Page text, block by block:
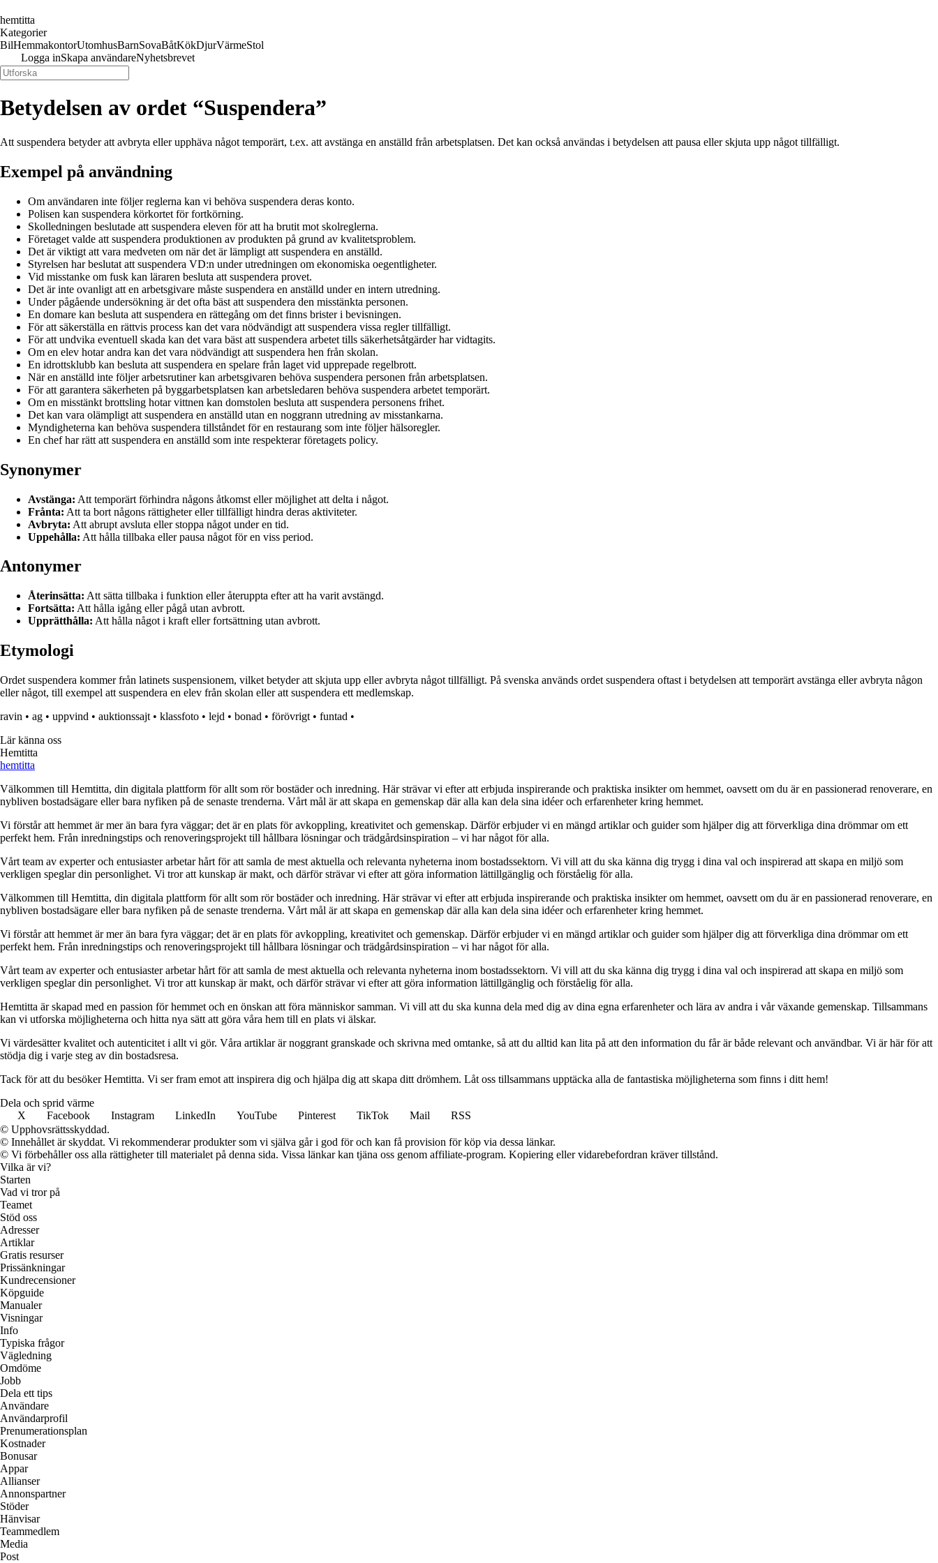
hemtitta
Kategorier
BilHemmakontorUtomhusBarnSovaBåtKökDjurVärmeStol
Logga inSkapa användareNyhetsbrevet
Betydelsen av ordet “Suspendera”
Att suspendera betyder att avbryta eller upphäva något temporärt, t.ex. att avstänga en anställd från arbetsplatsen. Det kan också användas i betydelsen att pausa eller skjuta upp något tillfälligt.
Exempel på användning
Om användaren inte följer reglerna kan vi behöva suspendera deras konto.
Polisen kan suspendera körkortet för fortkörning.
Skolledningen beslutade att suspendera eleven för att ha brutit mot skolreglerna.
Företaget valde att suspendera produktionen av produkten på grund av kvalitetsproblem.
Det är viktigt att vara medveten om när det är lämpligt att suspendera en anställd.
Styrelsen har beslutat att suspendera VD:n under utredningen om ekonomiska oegentligheter.
Vid misstanke om fusk kan läraren besluta att suspendera provet.
Det är inte ovanligt att en arbetsgivare måste suspendera en anställd under en intern utredning.
Under pågående undersökning är det ofta bäst att suspendera den misstänkta personen.
En domare kan besluta att suspendera en rättegång om det finns brister i bevisningen.
För att säkerställa en rättvis process kan det vara nödvändigt att suspendera vissa regler tillfälligt.
För att undvika eventuell skada kan det vara bäst att suspendera arbetet tills säkerhetsåtgärder har vidtagits.
Om en elev hotar andra kan det vara nödvändigt att suspendera hen från skolan.
En idrottsklubb kan besluta att suspendera en spelare från laget vid upprepade regelbrott.
När en anställd inte följer arbetsrutiner kan arbetsgivaren behöva suspendera personen från arbetsplatsen.
För att garantera säkerheten på byggarbetsplatsen kan arbetsledaren behöva suspendera arbetet temporärt.
Om en misstänkt brottsling hotar vittnen kan domstolen besluta att suspendera personens frihet.
Det kan vara olämpligt att suspendera en anställd utan en noggrann utredning av misstankarna.
Myndigheterna kan behöva suspendera tillståndet för en restaurang som inte följer hälsoregler.
En chef har rätt att suspendera en anställd som inte respekterar företagets policy.
Synonymer
Avstänga: Att temporärt förhindra någons åtkomst eller möjlighet att delta i något.
Frånta: Att ta bort någons rättigheter eller tillfälligt hindra deras aktiviteter.
Avbryta: Att abrupt avsluta eller stoppa något under en tid.
Uppehålla: Att hålla tillbaka eller pausa något för en viss period.
Antonymer
Återinsätta: Att sätta tillbaka i funktion eller återuppta efter att ha varit avstängd.
Fortsätta: Att hålla igång eller pågå utan avbrott.
Upprätthålla: Att hålla något i kraft eller fortsättning utan avbrott.
Etymologi
Ordet suspendera kommer från latinets suspensionem, vilket betyder att skjuta upp eller avbryta något tillfälligt. På svenska används ordet suspendera oftast i betydelsen att temporärt avstänga eller avbryta någon
eller något, till exempel att suspendera en elev från skolan eller att suspendera ett medlemskap.
ravin • ag • uppvind • auktionssajt • klassfoto • lejd • bonad • förövrigt • funtad •
Lär känna oss
Hemtitta
hemtitta
Välkommen till Hemtitta, din digitala plattform för allt som rör bostäder och inredning. Här strävar vi efter att erbjuda inspirerande och praktiska insikter om hemmet, oavsett om du är en passionerad renoverare, en
nybliven bostadsägare eller bara nyfiken på de senaste trenderna. Vårt mål är att skapa en gemenskap där alla kan dela sina idéer och erfarenheter kring hemmet.
Vi förstår att hemmet är mer än bara fyra väggar; det är en plats för avkoppling, kreativitet och gemenskap. Därför erbjuder vi en mängd artiklar och guider som hjälper dig att förverkliga dina drömmar om ett
perfekt hem. Från inredningstips och renoveringsprojekt till hållbara lösningar och trädgårdsinspiration – vi har något för alla.
Vårt team av experter och entusiaster arbetar hårt för att samla de mest aktuella och relevanta nyheterna inom bostadssektorn. Vi vill att du ska känna dig trygg i dina val och inspirerad att skapa en miljö som
verkligen speglar din personlighet. Vi tror att kunskap är makt, och därför strävar vi efter att göra information lättillgänglig och förståelig för alla.
Välkommen till Hemtitta, din digitala plattform för allt som rör bostäder och inredning. Här strävar vi efter att erbjuda inspirerande och praktiska insikter om hemmet, oavsett om du är en passionerad renoverare, en
nybliven bostadsägare eller bara nyfiken på de senaste trenderna. Vårt mål är att skapa en gemenskap där alla kan dela sina idéer och erfarenheter kring hemmet.
Vi förstår att hemmet är mer än bara fyra väggar; det är en plats för avkoppling, kreativitet och gemenskap. Därför erbjuder vi en mängd artiklar och guider som hjälper dig att förverkliga dina drömmar om ett
perfekt hem. Från inredningstips och renoveringsprojekt till hållbara lösningar och trädgårdsinspiration – vi har något för alla.
Vårt team av experter och entusiaster arbetar hårt för att samla de mest aktuella och relevanta nyheterna inom bostadssektorn. Vi vill att du ska känna dig trygg i dina val och inspirerad att skapa en miljö som
verkligen speglar din personlighet. Vi tror att kunskap är makt, och därför strävar vi efter att göra information lättillgänglig och förståelig för alla.
Hemtitta är skapad med en passion för hemmet och en önskan att föra människor samman. Vi vill att du ska kunna dela med dig av dina egna erfarenheter och lära av andra i vår växande gemenskap. Tillsammans
kan vi utforska möjligheterna och hitta nya sätt att göra våra hem till en plats vi älskar.
Vi värdesätter kvalitet och autenticitet i allt vi gör. Våra artiklar är noggrant granskade och skrivna med omtanke, så att du alltid kan lita på att den information du får är både relevant och användbar. Vi är här för att
stödja dig i varje steg av din bostadsresa.
Tack för att du besöker Hemtitta. Vi ser fram emot att inspirera dig och hjälpa dig att skapa ditt drömhem. Låt oss tillsammans upptäcka alla de fantastiska möjligheterna som finns i ditt hem!
Dela och sprid värme
X
Facebook Instagram LinkedIn YouTube Pinterest TikTok Mail
RSS
© Upphovsrättsskyddad.
© Innehållet är skyddat. Vi rekommenderar produkter som vi själva går i god för och kan få provision för köp via dessa länkar.
© Vi förbehåller oss alla rättigheter till materialet på denna sida. Vissa länkar kan tjäna oss genom affiliate-program. Kopiering eller vidarebefordran kräver tillstånd.
Vilka är vi?
Starten
Vad vi tror på
Teamet
Stöd oss
Adresser
Artiklar
Gratis resurser
Prissänkningar
Kundrecensioner
Köpguide
Manualer
Visningar
Info
Typiska frågor
Vägledning
Omdöme
Jobb
Dela ett tips
Användare
Användarprofil
Prenumerationsplan
Kostnader
Bonusar
Appar
Allianser
Annonspartner
Stöder
Hänvisar
Teammedlem
Media
Post